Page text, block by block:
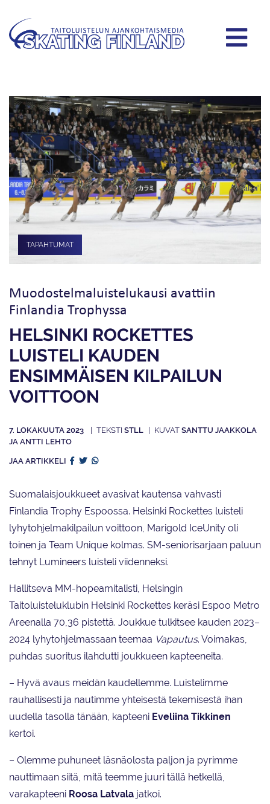
TAPAHTUMAT
Muodostelma­luistelukausi avattiin
Finlandia Trophyssa
HELSINKI ROCKETTES
LUISTELI KAUDEN
ENSIMMÄISEN KILPAILUN
VOITTOON
7. LOKAKUUTA 2023 STLL
SANTTU JAAKKOLA
JA ANTTI LEHTO
JAA ARTIKKELI
Suomalaisjoukkueet avasivat kautensa vahvasti
Finlandia Trophy Espoossa. Helsinki Rockettes luisteli
lyhytohjelmakilpailun voittoon, Marigold IceUnity oli
toinen ja Team Unique kolmas. SM-seniorisarjaan paluun
tehnyt Lumineers luisteli viidenneksi.
Hallitseva MM-hopeamitalisti, Helsingin
Taitoluisteluklubin Helsinki Rockettes keräsi Espoo Metro
Areenalla 70,36 pistettä. Joukkue tulkitsee kauden 2023–
2024 lyhytohjelmassaan teemaa Vapautus. Voimakas,
puhdas suoritus ilahdutti joukkueen kapteeneita.
– Hyvä avaus meidän kaudellemme. Luistelimme
rauhallisesti ja nautimme yhteisestä tekemisestä ihan
uudella tasolla tänään, kapteeni Eveliina Tikkinen
kertoi.
– Olemme puhuneet läsnäolosta paljon ja pyrimme
nauttimaan siitä, mitä teemme juuri tällä hetkellä,
varakapteeni Roosa Latvala jatkoi.